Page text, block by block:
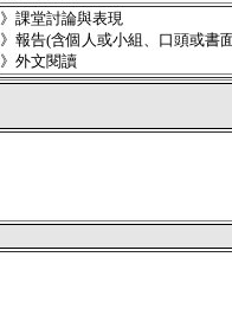
》課堂討論與表現
》報告(含個人或小組、口頭或書
》外文閱讀